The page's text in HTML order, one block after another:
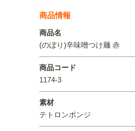
商品情報
商品名
(のぼり)辛味噌つけ麺 赤
商品コード
1174-3
素材
テトロンポンジ